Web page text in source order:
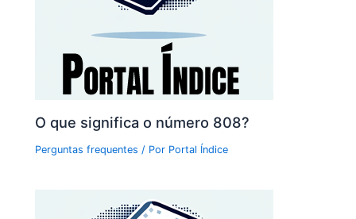
O que significa o número 808?
Perguntas frequentes / Por Portal Índice